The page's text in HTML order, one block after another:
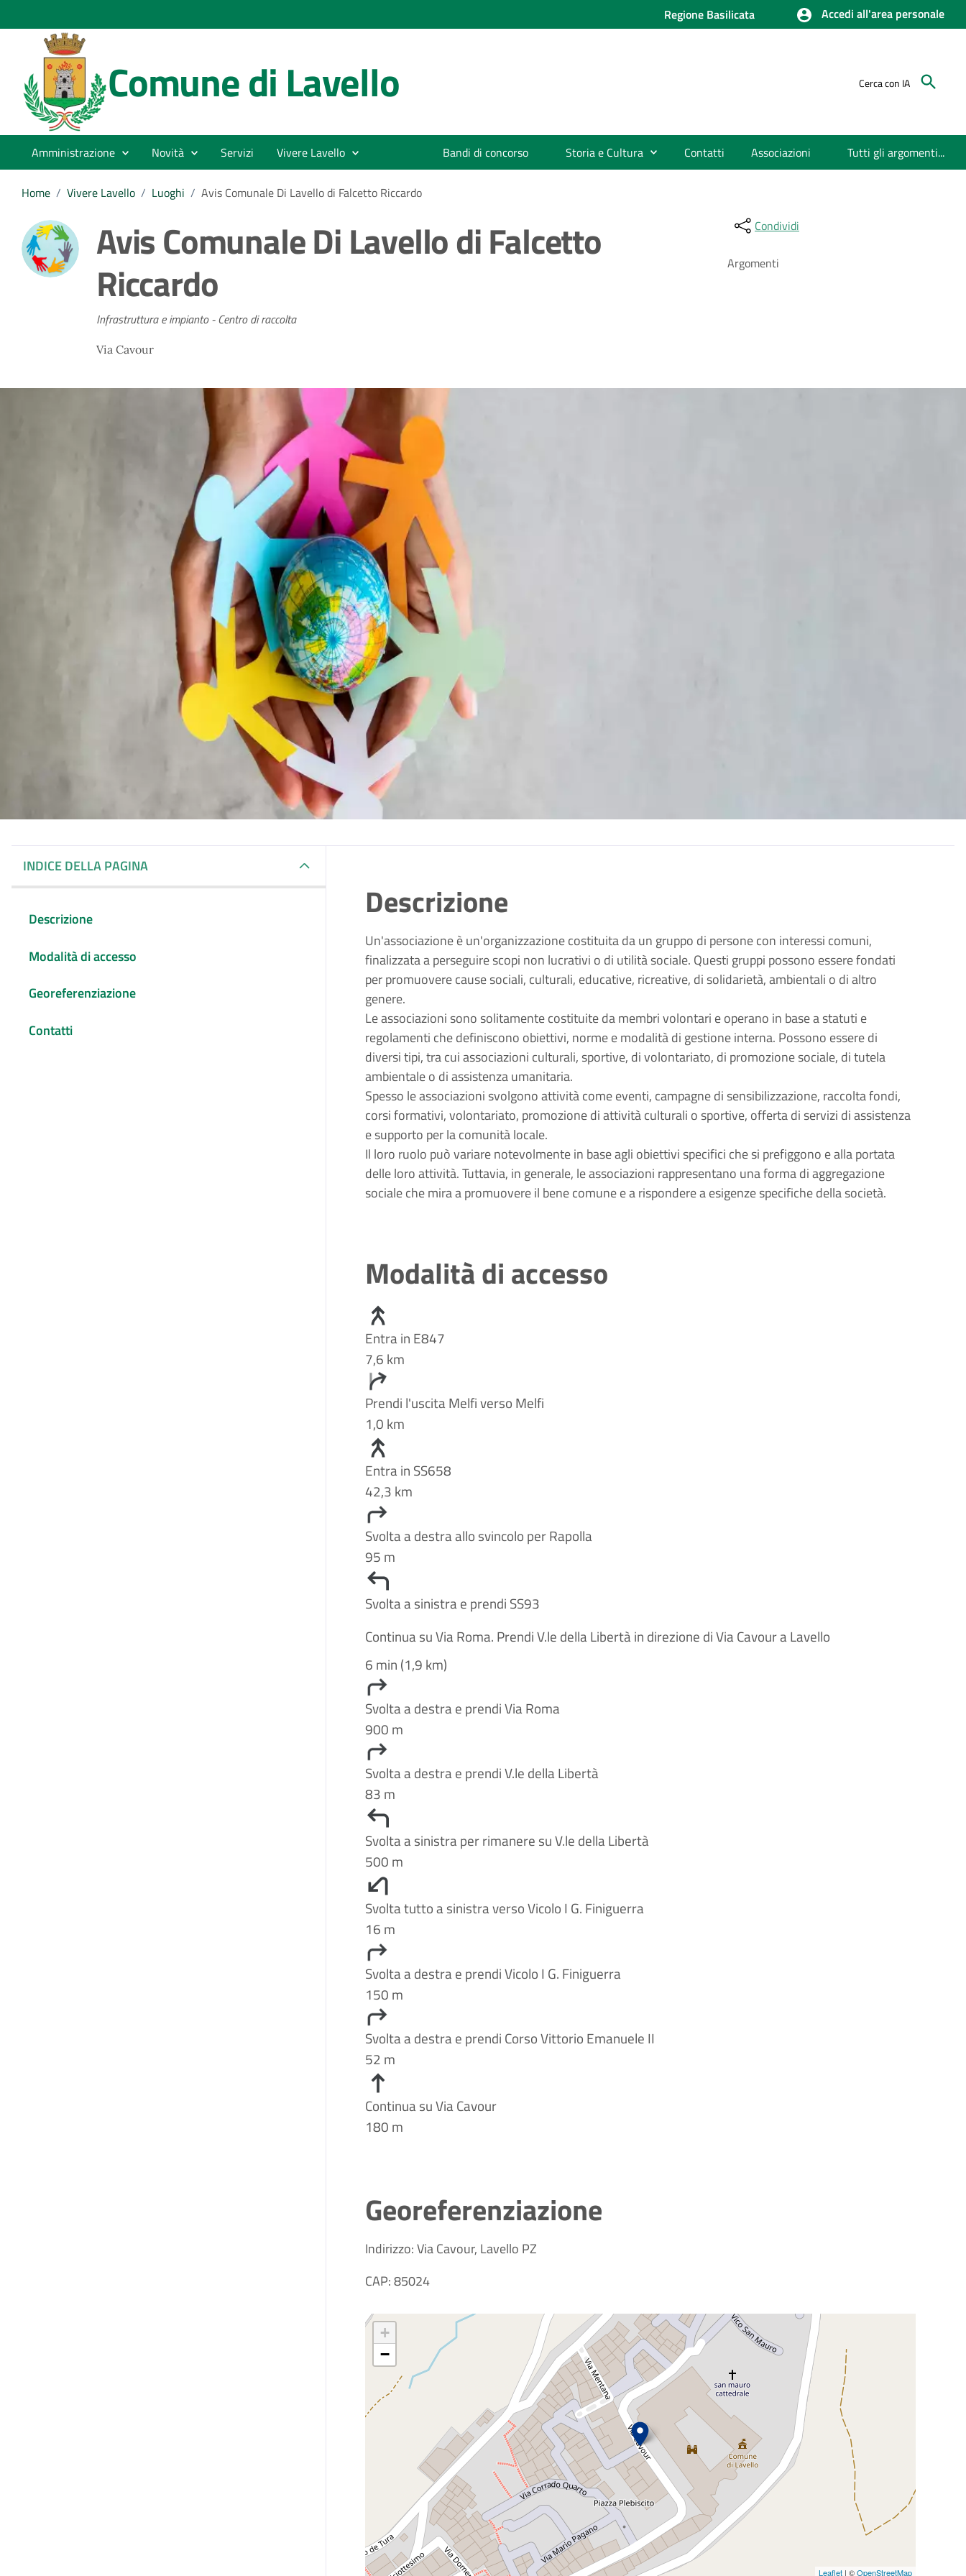
Regione Basilicata Accedi all'area personale
Comune di Lavello Cerca con IA
Amministrazione Novità Servizi Vivere Lavello Bandi di concorso Storia e Cultura Contatti Associazioni Tutti gli argomenti...
Home / Vivere Lavello / Luoghi / Avis Comunale Di Lavello di Falcetto Riccardo
Avis Comunale Di Lavello di Falcetto
Riccardo
Infrastruttura e impianto - Centro di raccolta
Via Cavour
Condividi
Argomenti
INDICE DELLA PAGINA
Descrizione
Modalità di accesso
Georeferenziazione
Contatti
Descrizione
Un'associazione è un'organizzazione costituita da un gruppo di persone con interessi comuni,
finalizzata a perseguire scopi non lucrativi o di utilità sociale. Questi gruppi possono essere fondati
per promuovere cause sociali, culturali, educative, ricreative, di solidarietà, ambientali o di altro
genere.
Le associazioni sono solitamente costituite da membri volontari e operano in base a statuti e
regolamenti che definiscono obiettivi, norme e modalità di gestione interna. Possono essere di
diversi tipi, tra cui associazioni culturali, sportive, di volontariato, di promozione sociale, di tutela
ambientale o di assistenza umanitaria.
Spesso le associazioni svolgono attività come eventi, campagne di sensibilizzazione, raccolta fondi,
corsi formativi, volontariato, promozione di attività culturali o sportive, offerta di servizi di assistenza
e supporto per la comunità locale.
Il loro ruolo può variare notevolmente in base agli obiettivi specifici che si prefiggono e alla portata
delle loro attività. Tuttavia, in generale, le associazioni rappresentano una forma di aggregazione
sociale che mira a promuovere il bene comune e a rispondere a esigenze specifiche della società.
Modalità di accesso
Entra in E847
7,6 km
Prendi l'uscita Melfi verso Melfi
1,0 km
Entra in SS658
42,3 km
Svolta a destra allo svincolo per Rapolla
95 m
Svolta a sinistra e prendi SS93
Continua su Via Roma. Prendi V.le della Libertà in direzione di Via Cavour a Lavello
6 min (1,9 km)
Svolta a destra e prendi Via Roma
900 m
Svolta a destra e prendi V.le della Libertà
83 m
Svolta a sinistra per rimanere su V.le della Libertà
500 m
Svolta tutto a sinistra verso Vicolo I G. Finiguerra
16 m
Svolta a destra e prendi Vicolo I G. Finiguerra
150 m
Svolta a destra e prendi Corso Vittorio Emanuele II
52 m
Continua su Via Cavour
180 m
Georeferenziazione
Indirizzo: Via Cavour, Lavello PZ
CAP: 85024
+
−
Leaflet| ©OpenStreetMap